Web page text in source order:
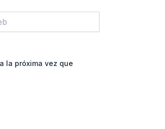
la próxima vez que